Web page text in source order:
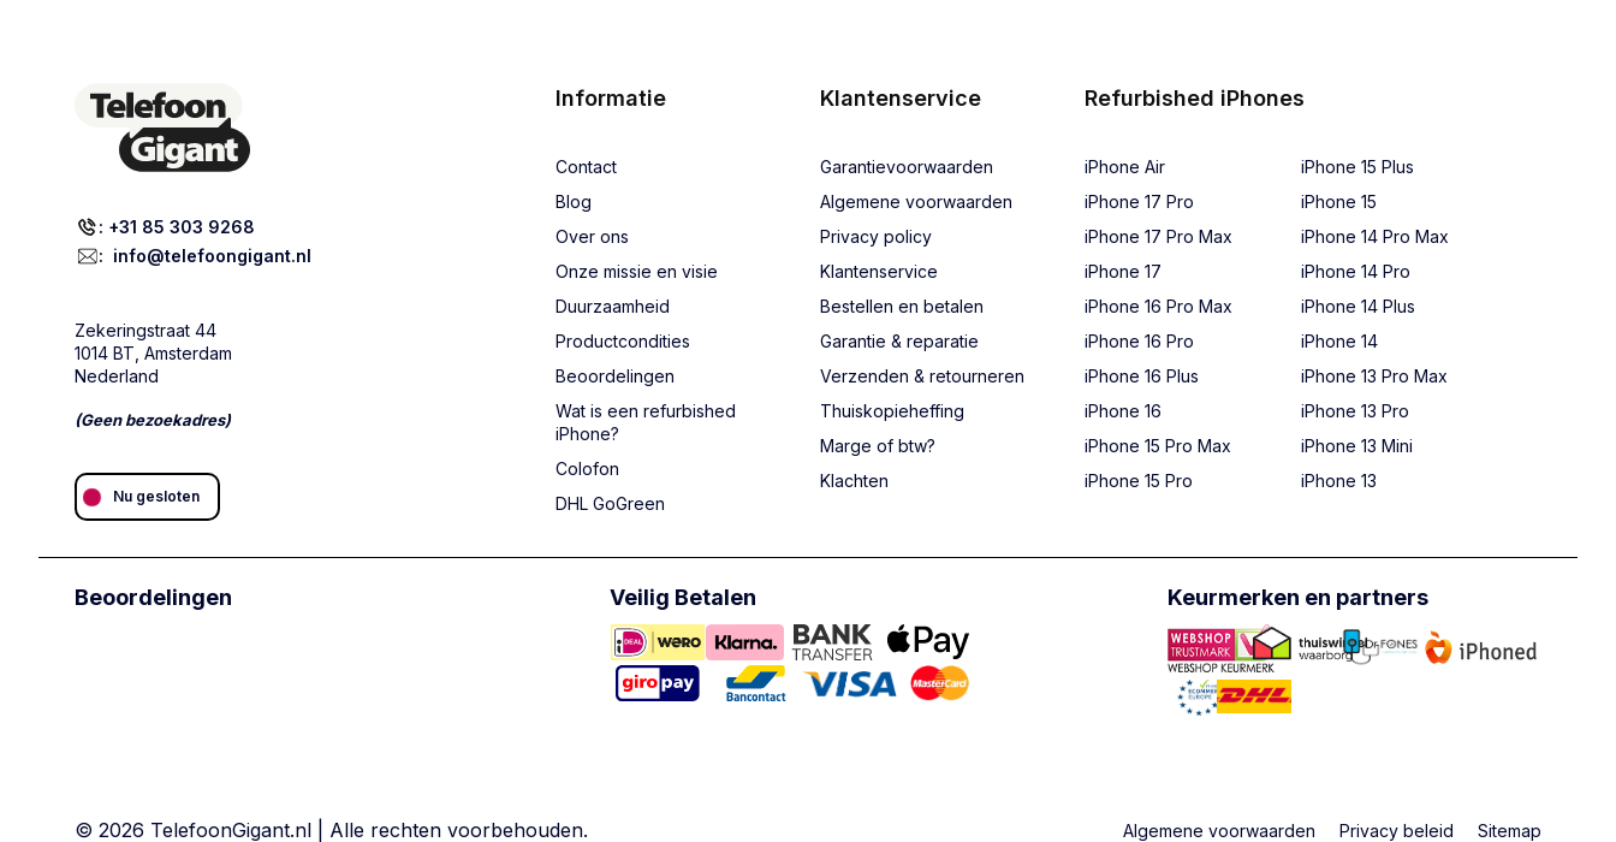
: +31 85 303 9268
: info@telefoongigant.nl
Zekeringstraat 44
1014 BT, Amsterdam
Nederland
(Geen bezoekadres)
Nu gesloten
Informatie
Contact
Blog
Over ons
Onze missie en visie
Duurzaamheid
Productcondities
Beoordelingen
Wat is een refurbished
iPhone?
Colofon
DHL GoGreen
Klantenservice
Garantievoorwaarden
Algemene voorwaarden
Privacy policy
Klantenservice
Bestellen en betalen
Garantie & reparatie
Verzenden & retourneren
Thuiskopieheffing
Marge of btw?
Klachten
Refurbished iPhones
iPhone Air
iPhone 17 Pro
iPhone 17 Pro Max
iPhone 17
iPhone 16 Pro Max
iPhone 16 Pro
iPhone 16 Plus
iPhone 16
iPhone 15 Pro Max
iPhone 15 Pro
iPhone 15 Plus
iPhone 15
iPhone 14 Pro Max
iPhone 14 Pro
iPhone 14 Plus
iPhone 14
iPhone 13 Pro Max
iPhone 13 Pro
iPhone 13 Mini
iPhone 13
Beoordelingen Veilig Betalen Keurmerken en partners
© 2026 TelefoonGigant.nl | Alle rechten voorbehouden. Algemene voorwaarden Privacy beleid Sitemap